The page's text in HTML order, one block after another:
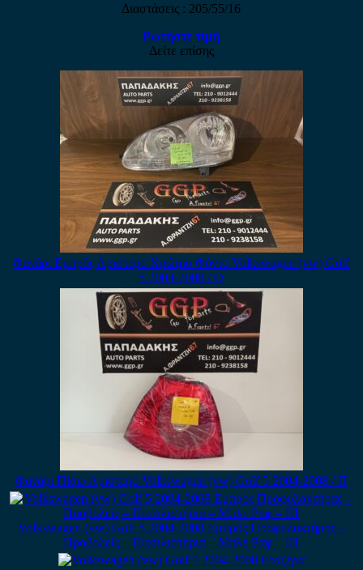
Διαστάσεις : 205/55/16
Ρωτήστε τιμή
Δείτε επίσης
Φανάρι Εμπρός Αριστερό Χρώμιο Φόντο Volkswagen (vw) Golf
5 2004-2008 / Θ
Φανάρι Πίσω Αριστερό Volkswagen (vw) Golf 5 2004-2008 / Π
Volkswagen (vw) Golf 5 2004-2008 Εμπρός Προφυλακτήρας –
Προβολείς – Πιτσιλιστήρια – Μπλε Ραφ – ΙΠ